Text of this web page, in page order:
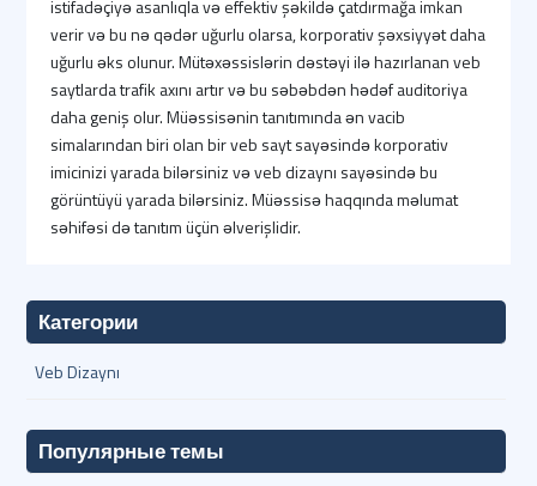
istifadəçiyə asanlıqla və effektiv şəkildə çatdırmağa imkan
verir və bu nə qədər uğurlu olarsa, korporativ şəxsiyyət daha
uğurlu əks olunur. Mütəxəssislərin dəstəyi ilə hazırlanan veb
saytlarda trafik axını artır və bu səbəbdən hədəf auditoriya
daha geniş olur. Müəssisənin tanıtımında ən vacib
simalarından biri olan bir veb sayt sayəsində korporativ
imicinizi yarada bilərsiniz və veb dizaynı sayəsində bu
görüntüyü yarada bilərsiniz. Müəssisə haqqında məlumat
səhifəsi də tanıtım üçün əlverişlidir.
Категории
Veb Dizaynı
Популярные темы